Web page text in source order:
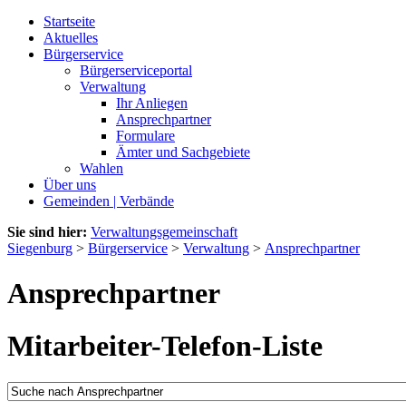
Startseite
Aktuelles
Bürgerservice
Bürgerserviceportal
Verwaltung
Ihr Anliegen
Ansprechpartner
Formulare
Ämter und Sachgebiete
Wahlen
Über uns
Gemeinden | Verbände
Sie sind hier: Verwaltungsgemeinschaft
Siegenburg > Bürgerservice > Verwaltung > Ansprechpartner
Ansprechpartner
Mitarbeiter-Telefon-Liste